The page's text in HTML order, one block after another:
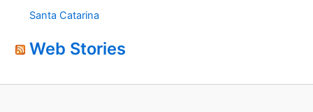
Santa Catarina
Web Stories